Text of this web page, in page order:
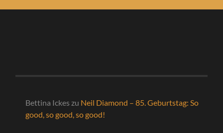
Bettina Ickes zu Neil Diamond – 85. Geburtstag: So
good, so good, so good!